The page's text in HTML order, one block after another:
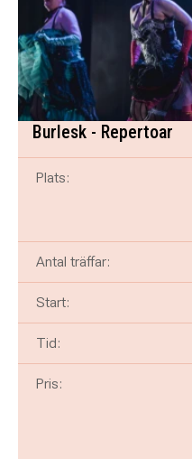
Burlesk - Repertoar
Plats:
Antal träffar:
Start:
Tid:
Pris: